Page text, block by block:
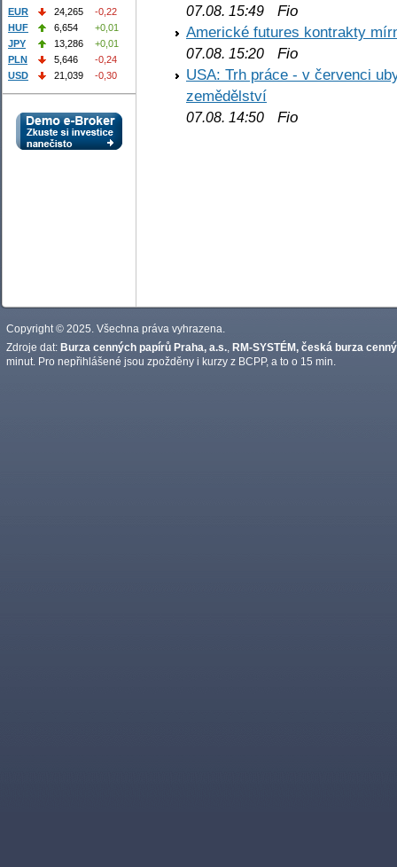
07.08. 15:49 Fio
Americké futures kontrakty
07.08. 15:20 Fio
USA: Trh práce - v červenci
zemědělství
07.08. 14:50 Fio
EUR 24,265
-0,22
HUF
6,654
+0,01
JPY
13,286
+0,01
PLN
5,646
-0,24
USD
21,039 -0,30
Copyright © 2025. Všechna práva vyhrazena.
Zdroje dat: Burza cenných papírů Praha, a.s. RM-SYSTÉM, česká burza
minut. Pro nepřihlášené jsou zpožděny i kurzy z BCPP, a to o 15 min.